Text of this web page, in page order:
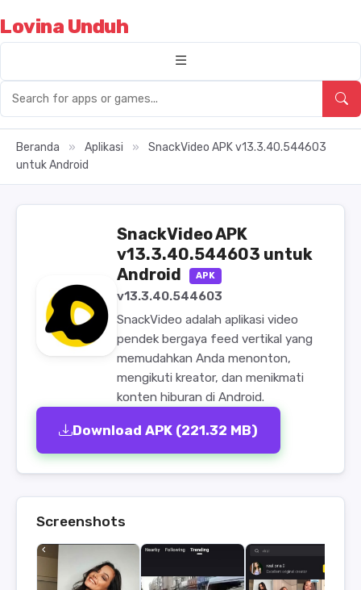
Lovina Unduh
Beranda » Aplikasi »
SnackVideo APK v13.3.40.544603
untuk Android
SnackVideo APK
v13.3.40.544603 untuk
Android
APK
v13.3.40.544603
SnackVideo adalah aplikasi video
pendek bergaya feed vertikal yang
memudahkan Anda menonton,
mengikuti kreator, dan menikmati
konten hiburan di Android.
Download APK (221.32 MB)
Screenshots